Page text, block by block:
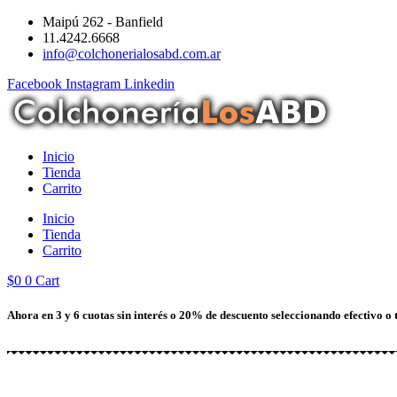
contenido
Maipú 262 - Banfield
11.4242.6668
info@colchonerialosabd.com.ar
Facebook Instagram Linkedin
Inicio
Tienda
Carrito
Inicio
Tienda
Carrito
$0 0 Cart
Ahora en 3 y 6 cuotas sin interés o 20% de descuento seleccionando efectivo